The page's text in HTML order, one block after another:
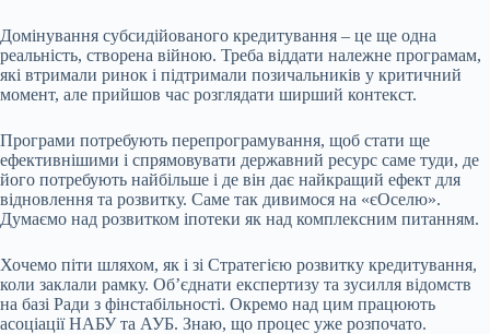
Домінування субсидійованого кредитування – це ще одна
реальність, створена війною. Треба віддати належне програмам,
які втримали ринок і підтримали позичальників у критичний
момент, але прийшов час розглядати ширший контекст.
Програми потребують перепрограмування, щоб стати ще
ефективнішими і спрямовувати державний ресурс саме туди, де
його потребують найбільше і де він дає найкращий ефект для
відновлення та розвитку. Саме так дивимося на «єОселю».
Думаємо над розвитком іпотеки як над комплексним питанням.
Хочемо піти шляхом, як і зі Стратегією розвитку кредитування,
коли заклали рамку. Обʼєднати експертизу та зусилля відомств
на базі Ради з фінстабільності. Окремо над цим працюють
асоціаціїНАБУ та АУБ. Знаю, що процес уже розпочато.